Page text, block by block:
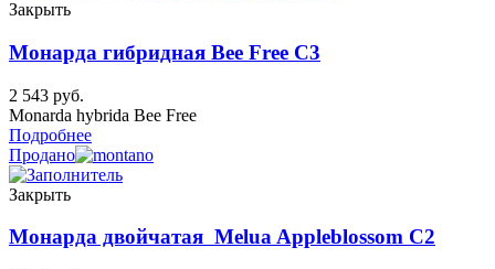
Закрыть
Монарда гибридная Bee Free C3
2 543 руб.
Monarda hybrida Bee Free
Подробнее
Продано
Закрыть
Монарда двойчатая Melua Appleblossom C2